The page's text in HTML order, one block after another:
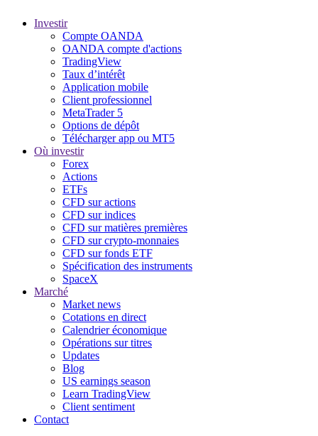
Investir
Compte OANDA
OANDA compte d'actions
TradingView
Taux d’intérêt
Application mobile
Client professionnel
MetaTrader 5
Options de dépôt
Télécharger app ou MT5
Où investir
Forex
Actions
ETFs
CFD sur actions
CFD sur indices
CFD sur matières premières
CFD sur crypto-monnaies
CFD sur fonds ETF
Spécification des instruments
SpaceX
Marché
Market news
Cotations en direct
Calendrier économique
Opérations sur titres
Updates
Blog
US earnings season
Learn TradingView
Client sentiment
Contact